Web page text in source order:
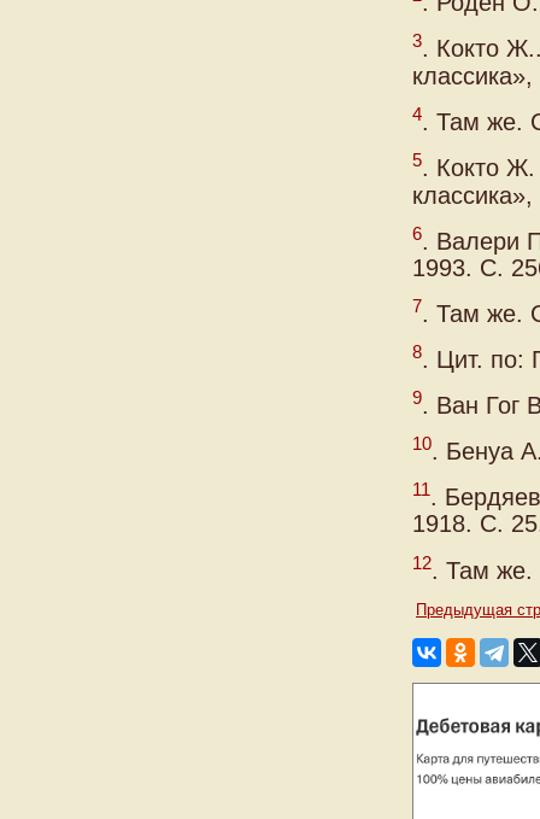
3. Кокто
4. Там же.
5. Кокто Ж.
6
. Валери
1993. С.
7. Там же.
8. Цит. по:
9. Ван Гог
10. Бенуа
11.
1918. С.
12 . Там
Предыдущая